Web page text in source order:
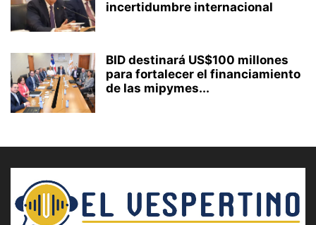
incertidumbre internacional
BID destinará US$100 millones
para fortalecer el financiamiento
de las mipymes...